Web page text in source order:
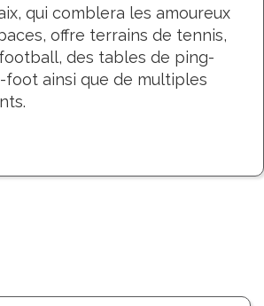
qui comblera les amoureux
offre terrains de tennis,
des tables de ping-
foot ainsi que de multiples